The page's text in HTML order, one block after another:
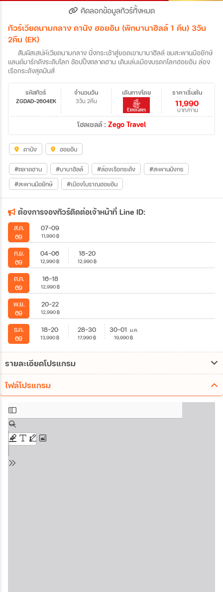
คัดลอกข้อมูลทัวร์ทั้งหมด
ทัวร์เวียดนามกลาง ดานัง ฮอยอัน (พักบานาฮิลล์ 1 คืน) 3วัน
2คืน (EK)
สัมผัสเสน่ห์เวียดนามกลาง นั่งกระเช้าสู่ยอดเขาบานาฮิลล์ ชมสะพานมือยักษ์
แลนด์มาร์กดังระดับโลก ช้อปปิ้งตลาดฮาน เดินเล่นเมืองมรดกโลกฮอยอัน ล่อง
เรือกระด้งสุดมันส์
รหัสทัวร์
ZGDAD-2604EK
จำนวนวัน
3วัน 2คืน
ราคาเริ่มต้น
11,990
บาท/ท่าน
เดินทางโดย
โฮลเซลล์ : Zego Travel
ดานัง ฮอยอัน
#ตลาดฮาน #บานาฮิลล์ #ล่องเรือกระด้ง
#สะพานมังกร
#สะพานมือยักษ์
#เมืองโบราณฮอยอัน
ต้องการจองทัวร์ติดต่อเจ้าหน้าที่ Line ID:
ส.ค.
69
07-09
11,990฿
ก.ย.
69
04-06
12,990฿
18-20
12,990฿
ต.ค.
69
16-18
12,990฿
พ.ย.
69
20-22
12,990฿
ธ.ค.
69
18-20
13,990฿
28-30
17,990฿
30-01 ม.ค.
19,990฿
รายละเอียดโปรแกรม
ไฟล์โปรแกรม